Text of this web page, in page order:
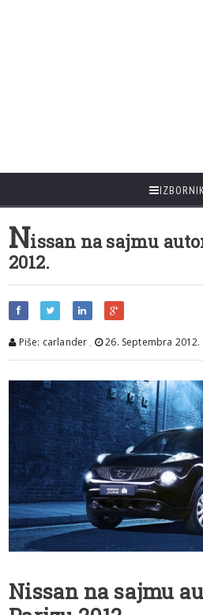
Nissan na sajmu
2012.
Piše: carlander , 26. Septembra 2012.
Nissan na sajmu